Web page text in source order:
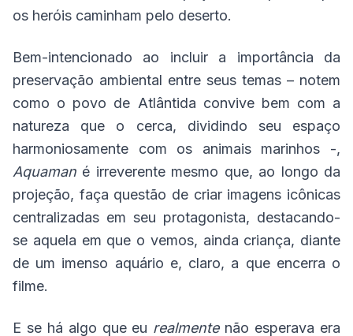
os heróis caminham pelo deserto.
Bem-intencionado ao incluir a importância da
preservação ambiental entre seus temas – notem
como o povo de Atlântida convive bem com a
natureza que o cerca, dividindo seu espaço
harmoniosamente com os animais marinhos -,
Aquaman é irreverente mesmo que, ao longo da
projeção, faça questão de criar imagens icônicas
centralizadas em seu protagonista, destacando-
se aquela em que o vemos, ainda criança, diante
de um imenso aquário e, claro, a que encerra o
filme.
E se há algo que eu realmentenão esperava era